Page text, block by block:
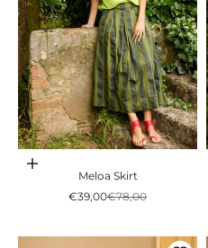
Adicionar ao carrinho
Meloa Skirt
Preço promocional
€39,00Preço normal
€78,00